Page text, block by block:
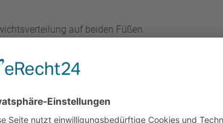
auf beiden Füßen.